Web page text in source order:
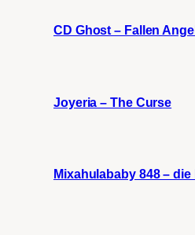
CD Ghost – Fallen
Joyeria – The Curse
Mixahulababy 848 – die